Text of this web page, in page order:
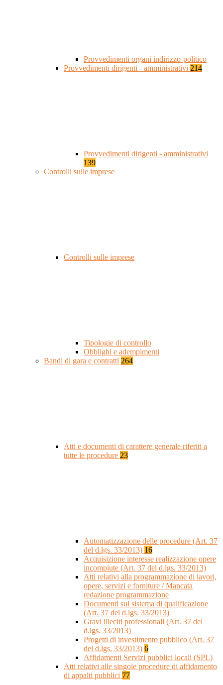
Provvedimenti organi indirizzo-politico
Provvedimenti dirigenti - amministrativi 214
Provvedimenti dirigenti - amministrativi
139
Controlli sulle imprese
Controlli sulle imprese
Tipologie di controllo
Obblighi e adempimenti
Bandi di gara e contratti 264
Atti e documenti di carattere generale riferiti a
tutte le procedure 23
Automatizzazione delle procedure (Art. 37
del d.lgs. 33/2013) 16
Acquisizione interesse realizzazione opere
incompiute (Art. 37 del d.lgs. 33/2013)
Atti relativi alla programmazione di lavori,
opere, servizi e forniture / Mancata
redazione programmazione
Documenti sul sistema di qualificazione
(Art. 37 del d.lgs. 33/2013)
Gravi illeciti professionali (Art. 37 del
d.lgs. 33/2013)
Progetti di investimento pubblico (Art. 37
del d.lgs. 33/2013) 6
Affidamenti Servizi pubblici locali (SPL)
Atti relativi alle singole procedure di affidamento
di appalti pubblici 77